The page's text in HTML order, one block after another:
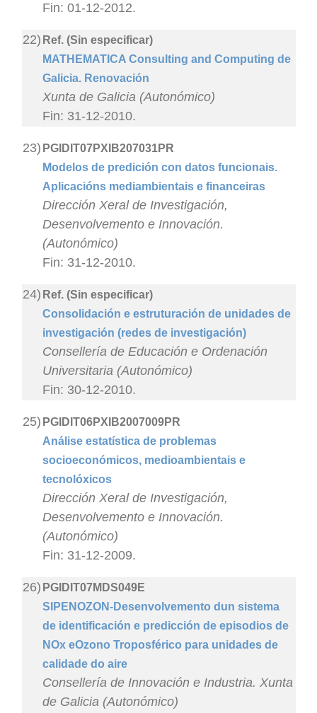
Fin: 01-12-2012.
22) Ref. (Sin especificar)
MATHEMATICA Consulting and Computing de
Galicia. Renovación
Xunta de Galicia (Autonómico)
Fin: 31-12-2010.
23) PGIDIT07PXIB207031PR
Modelos de predición con datos funcionais.
Aplicacións mediambientais e financeiras
Dirección Xeral de Investigación,
Desenvolvemento e Innovación.
(Autonómico)
Fin: 31-12-2010.
24) Ref. (Sin especificar)
Consolidación e estruturación de unidades de
investigación (redes de investigación)
Consellería de Educación e Ordenación
Universitaria (Autonómico)
Fin: 30-12-2010.
25) PGIDIT06PXIB2007009PR
Análise estatística de problemas
socioeconómicos, medioambientais e
tecnolóxicos
Dirección Xeral de Investigación,
Desenvolvemento e Innovación.
(Autonómico)
Fin: 31-12-2009.
26) PGIDIT07MDS049E
SIPENOZON-Desenvolvemento dun sistema
de identificación e predicción de episodios de
NOx eOzono Troposférico para unidades de
calidade do aire
Consellería de Innovación e Industria. Xunta
de Galicia (Autonómico)